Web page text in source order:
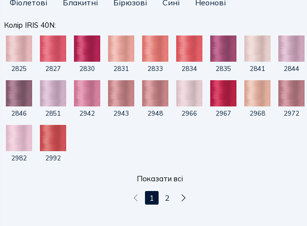
Фіолетові
Блакитні Бірюзові Сині Неонові
Колір IRIS 40N:
2825 2827 2830 2831 2833 2834 2835 2841 2844
2846 2851 2942 2943 2948 2966 2967 2968 2972
2982 2992
Показати всі
1 2